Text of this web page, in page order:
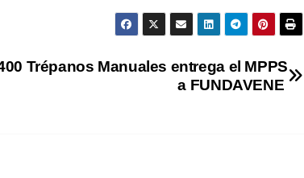
Trépanos Manuales entrega el MPPS
a FUNDAVENE